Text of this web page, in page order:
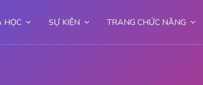
HỌC SỰ KIỆN TRANG CHỨC NĂNG